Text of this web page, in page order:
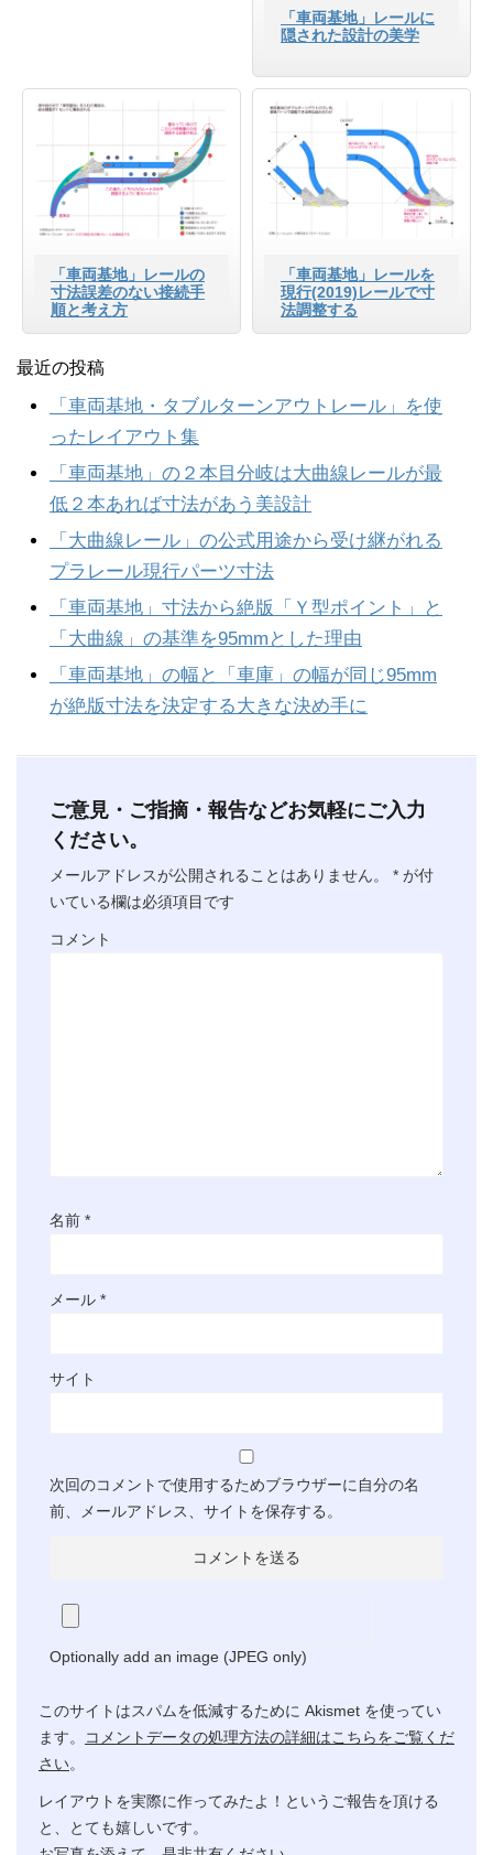
「車両基地」レールに
隠された設計の美学
「車両基地」レールの
寸法誤差のない接続手
順と考え方
「車両基地」レールを
現行(2019)レールで寸
法調整する
最近の投稿
「車両基地・タブルターンアウトレール」を使
ったレイアウト集
「車両基地」の２本目分岐は大曲線レールが最
低２本あれば寸法があう美設計
「大曲線レール」の公式用途から受け継がれる
プラレール現行パーツ寸法
「車両基地」寸法から絶版「Ｙ型ポイント」と
「大曲線」の基準を95mmとした理由
「車両基地」の幅と「車庫」の幅が同じ95mm
が絶版寸法を決定する大きな決め手に
ご意見・ご指摘・報告などお気軽にご入力
ください。
メールアドレスが公開されることはありません。 * が付
いている欄は必須項目です
コメント
名前 *
メール *
サイト
次回のコメントで使用するためブラウザーに自分の名
前、メールアドレス、サイトを保存する。
Optionally add an image (JPEG only)
このサイトはスパムを低減するために Akismet を使ってい
ます。
コメントデータの処理方法の詳細はこちらをご覧くだ
さい。
レイアウトを実際に作ってみたよ！というご報告を頂ける
と、とても嬉しいです。